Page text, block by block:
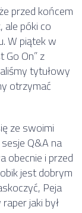
przed końcem
póki co
W piątek w
On” z
tytułowy
otrzymać
ze swoimi
Q&A na
obecnie i przed
jest dobrym
Peja
jaki był